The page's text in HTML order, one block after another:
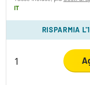
IT
RISPARMIA